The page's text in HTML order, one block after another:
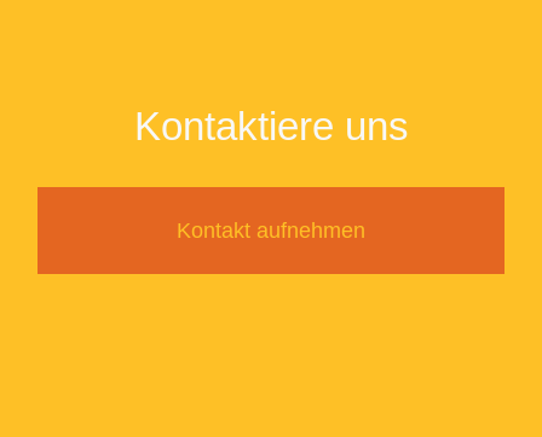
Kontaktiere uns
Kontakt aufnehmen